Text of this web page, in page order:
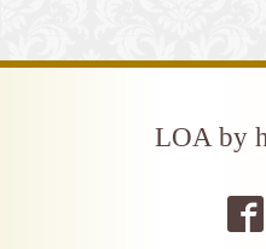
LOA by